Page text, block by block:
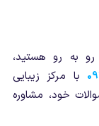
به رو هستید،
با مرکز زیبایی
خود، مشاوره